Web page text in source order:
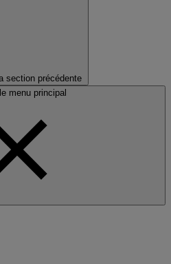
section précédente
menu principal